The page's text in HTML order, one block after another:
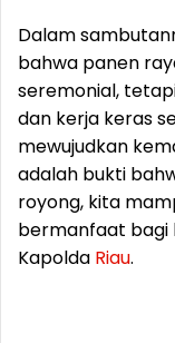
Dalam
bahwa panen
seremonial,
dan kerja keras
mewujudkan
adalah bukti
royong, kita
bermanfaat bagi
Kapolda Riau.